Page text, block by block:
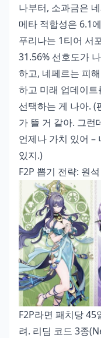
나부터, 소과금은
메타 적합성은 6.1
푸리나는 1티어 서
31.56% 선호도가
하고, 네페르는 피
하고 미래 업데이
선택하는 게 나아. (
가 뜰 거 같아. 그런
언제나 가치 있어 –
있지.)
F2P 뽑기 전략: 원
F2P라면 패치당
려. 리딤 코드 3종